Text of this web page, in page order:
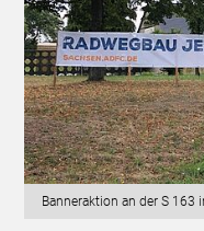
Banneraktion an der S 163